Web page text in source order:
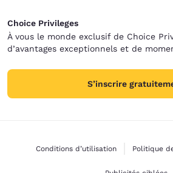
Choice Privileges
À vous le monde exclusif de Choice
d’avantages exceptionnels et de
S’inscrire
Conditions d’utilisation Politique